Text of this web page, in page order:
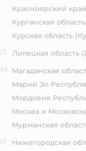
Красноярский край
Курганская область
Курская область
Липецкая область
Магаданская
Марий Эл
Мордовия
Москва и
Мурманская
Нижегородская